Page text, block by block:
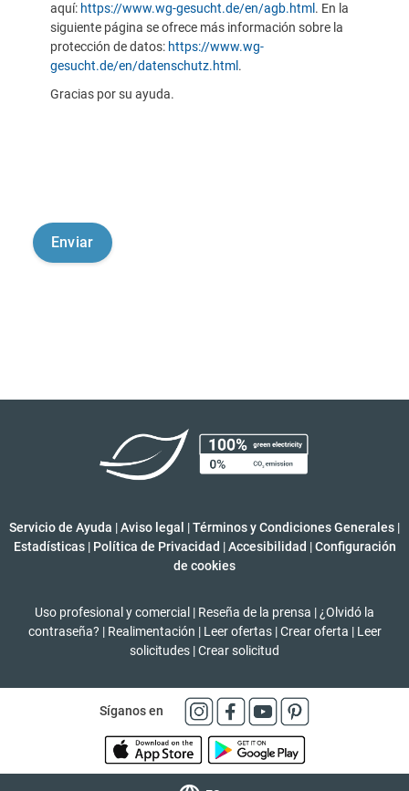
aquí: https://www.wg-gesucht.de/en/agb.html . En la
siguiente página se ofrece más información sobre la
protección de datos: https://www.wg-
gesucht.de/en/datenschutz.html .
Gracias por su ayuda.
Servicio de Ayuda |Aviso legal |Términos y Condiciones Generales |
Estadísticas | Política de Privacidad | Accesibilidad | Configuración
de cookies
Uso profesional y comercial | Reseña de la prensa | ¿Olvidó la
contraseña? | Realimentación | Leer ofertas | Crear oferta | Leer
solicitudes |Crear solicitud
Síganos en